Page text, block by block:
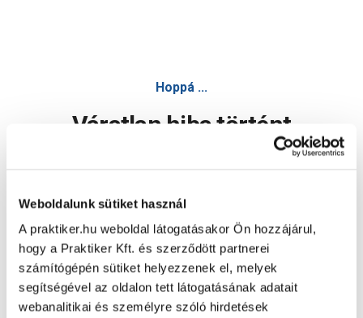
Weboldalunk sütiket használ
A praktiker.hu weboldal látogatásakor Ön hozzájárul,
hogy a Praktiker Kft. és szerződött partnerei
számítógépén sütiket helyezzenek el, melyek
segítségével az oldalon tett látogatásának adatait
webanalitikai és személyre szóló hirdetések
Hoppá ...
Váratlan hiba történt
Oldal újratöltése